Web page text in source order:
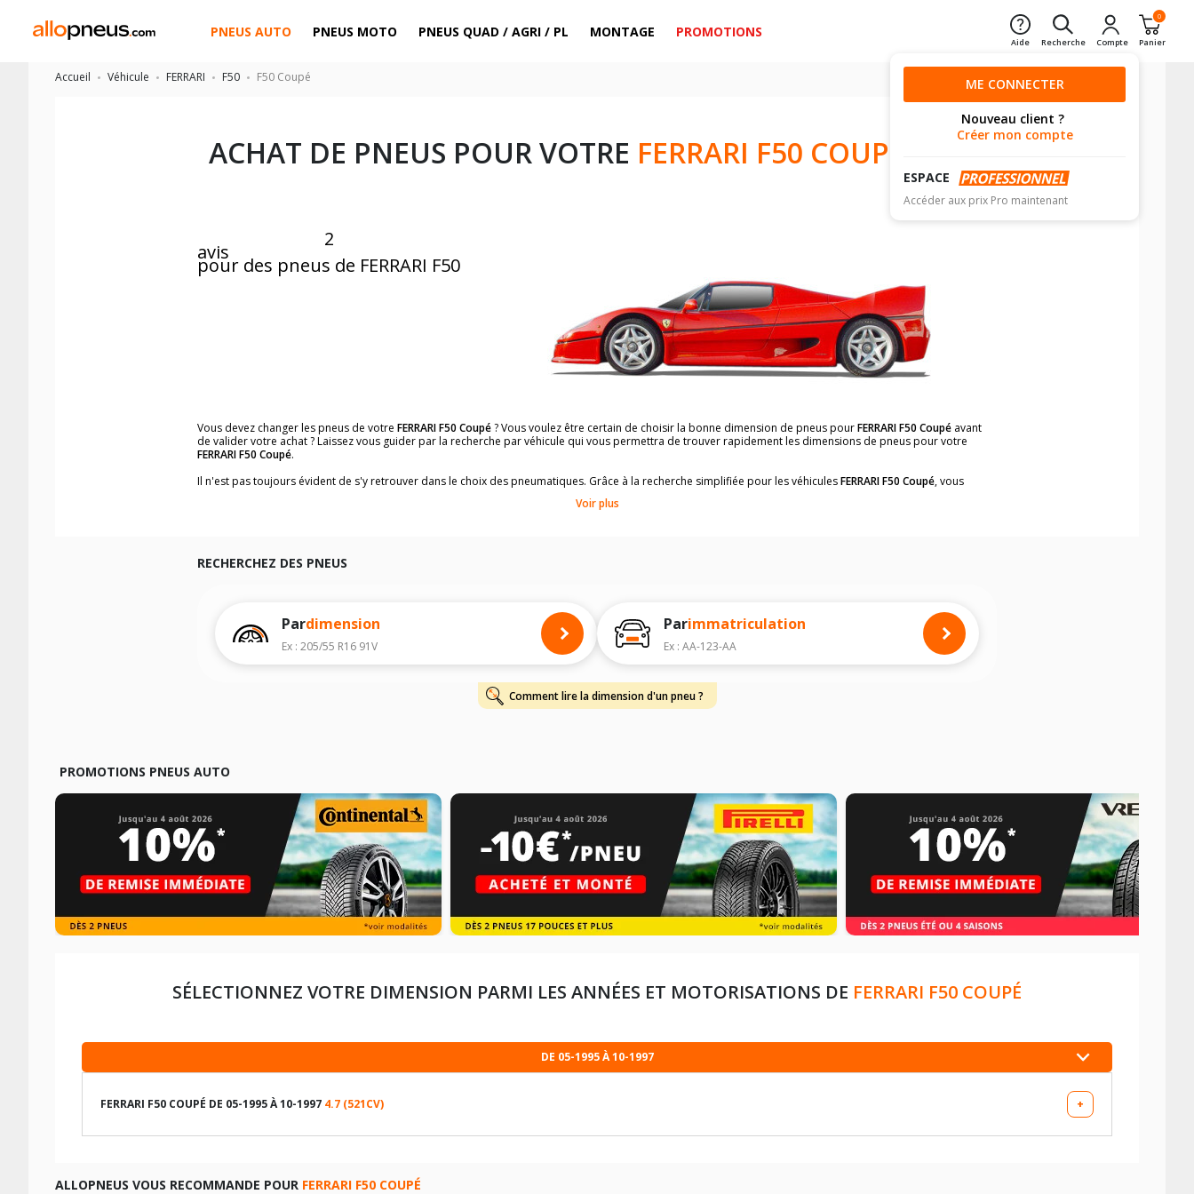
PNEUS AUTO PNEUS MOTO PNEUS QUAD / AGRI / PL MONTAGE PROMOTIONS
Aide Recherche Compte
0
Panier
ME CONNECTER
Nouveau client ?
Créer mon compte
ESPACE
Accéder aux prix Pro maintenant
Accueil Véhicule FERRARI F50 F50 Coupé
ACHAT DE PNEUS POUR VOTRE FERRARI F50 COUPÉ
2
avis
pour des pneus de FERRARI F50
Vous devez changer les pneus de votre FERRARI F50 Coupé? Vous voulez être certain de choisir la bonne dimension de pneus pourFERRARI F50 Coupé avant
de valider votre achat ? Laissez vous guider par la recherche par véhicule qui vous permettra de trouver rapidement les dimensions de pneus pour votre
FERRARI F50 Coupé.
Il n'est pas toujours évident de s'y retrouver dans le choix des pneumatiques. Grâce à la recherche simplifiée pour les véhiculesFERRARI F50 Coupé, vous
Vous ne savez pas comment trouver les dimensions de vos pneus ? Ces informations sont indiquées sur le flanc des pneumatiques, dans le carnet de bord du
véhicule, sans oublier les indices de charge et de vitesse, indispensables pour que votre dimension soit complète.
Voir plus
RECHERCHEZ DES PNEUS
Pardimension
Ex : 205/55 R16 91V
Parimmatriculation
Ex : AA-123-AA
Comment lire la dimension d'un pneu ?
PROMOTIONS PNEUS AUTO
SÉLECTIONNEZ VOTRE DIMENSION PARMI LES ANNÉES ET MOTORISATIONS DE FERRARI F50 COUPÉ
DE 05-1995 À 10-1997
FERRARI F50 COUPÉ DE 05-1995 À 10-1997 4.7 (521CV) +
LES DIMENSIONS COMPATIBLES
ALLOPNEUS VOUS RECOMMANDE POUR FERRARI F50 COUPÉ